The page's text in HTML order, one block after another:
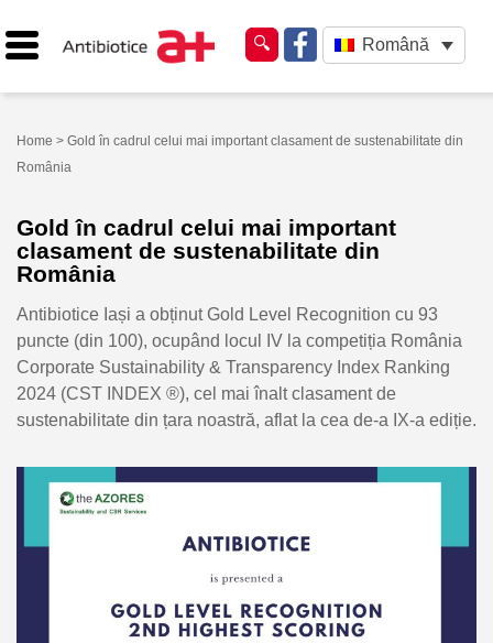
Română
Home > Gold în cadrul celui mai important clasament de sustenabilitate din
România
Gold în cadrul celui mai important
clasament de sustenabilitate din
România
Antibiotice Iași a obținut Gold Level Recognition cu 93
puncte (din 100), ocupând locul IV la competiția România
Corporate Sustainability & Transparency Index Ranking
2024 (CST INDEX ®), cel mai înalt clasament de
sustenabilitate din țara noastră, aflat la cea de-a IX-a ediție.